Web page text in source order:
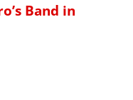
Band in